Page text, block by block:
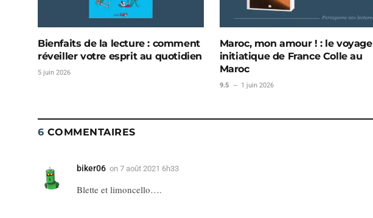
Bienfaits de la lecture : comment
réveiller votre esprit au quotidien
5 juin 2026
Maroc, mon amour ! : le voyage
initiatique de France Colle au
Maroc
9.5 1 juin 2026
6 COMMENTAIRES
biker06 on 7 août 2021 6h33
Blette et limoncello….